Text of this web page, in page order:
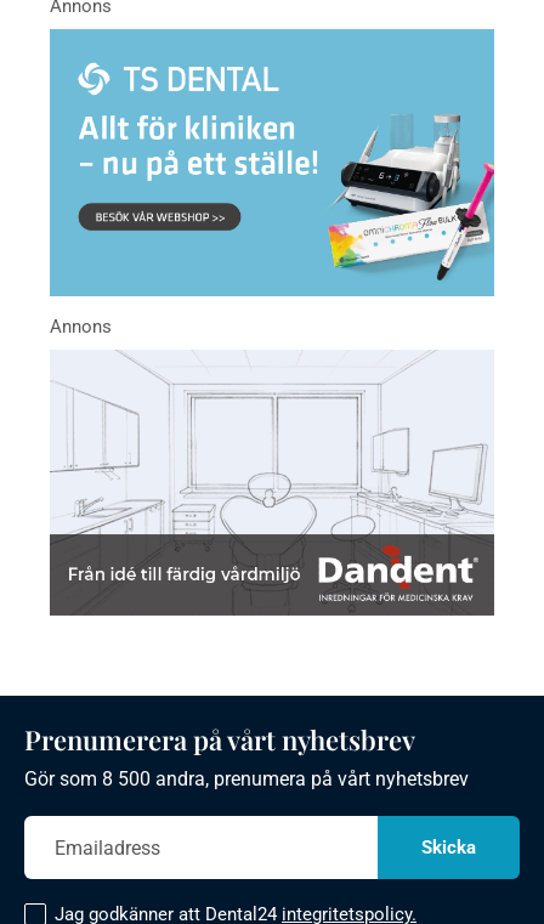
Prenumerera på vårt nyhetsbrev
Gör som 8 500 andra, prenumera på vårt nyhetsbrev
Jag godkänner att Dental24 integritetspolicy.